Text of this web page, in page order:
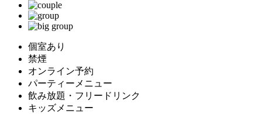
個室あり
禁煙
オンライン予約
パーティーメニュー
飲み放題・フリードリンク
キッズメニュー